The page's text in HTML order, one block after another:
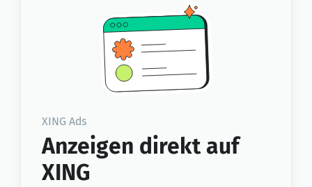
XING Ads
Anzeigen direkt auf
XING